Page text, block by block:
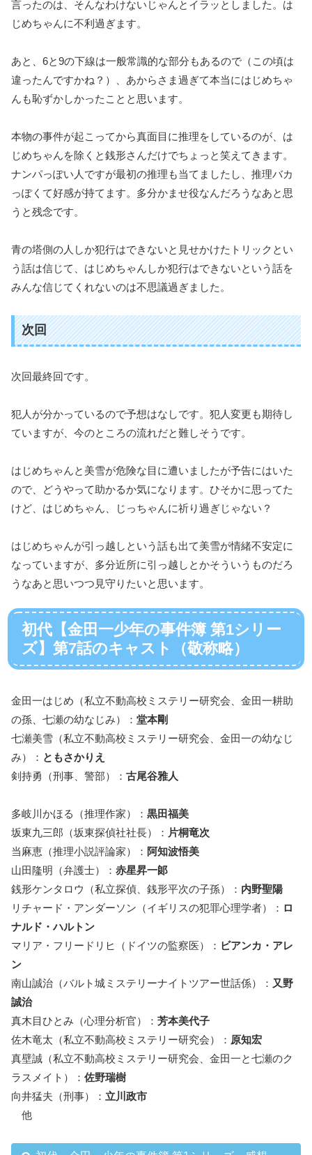
言ったのは、そんなわけないじゃんとイラッとしました。は
じめちゃんに不利過ぎます。
あと、6と9の下線は一般常識的な部分もあるので（この頃は
違ったんですかね？）、あからさま過ぎて本当にはじめちゃ
んも恥ずかしかったことと思います。
本物の事件が起こってから真面目に推理をしているのが、は
じめちゃんを除くと銭形さんだけでちょっと笑えてきます。
ナンパっぽい人ですが最初の推理も当てましたし、推理バカ
っぽくて好感が持てます。多分かませ役なんだろうなあと思
うと残念です。
青の塔側の人しか犯行はできないと見せかけたトリックとい
う話は信じて、はじめちゃんしか犯行はできないという話を
みんな信じてくれないのは不思議過ぎました。
次回
次回最終回です。
犯人が分かっているので予想はなしです。犯人変更も期待し
ていますが、今のところの流れだと難しそうです。
はじめちゃんと美雪が危険な目に遭いましたが予告にはいた
ので、どうやって助かるか気になります。ひそかに思ってた
けど、はじめちゃん、じっちゃんに祈り過ぎじゃない？
はじめちゃんが引っ越しという話も出て美雪が情緒不安定に
なっていますが、多分近所に引っ越しとかそういうものだろ
うなあと思いつつ見守りたいと思います。
初代【金田一少年の事件簿 第1シリー
ズ】第7話のキャスト（敬称略）
金田一はじめ（私立不動高校ミステリー研究会、金田一耕助
の孫、七瀬の幼なじみ）： 堂本剛
七瀬美雪（私立不動高校ミステリー研究会、金田一の幼なじ
み）： ともさかりえ
剣持勇（刑事、警部）： 古尾谷雅人
多岐川かほる（推理作家）： 黒田福美
坂東九三郎（坂東探偵社社長）： 片桐竜次
当麻恵（推理小説評論家）： 阿知波悟美
山田隆明（弁護士）： 赤星昇一郞
銭形ケンタロウ（私立探偵、銭形平次の子孫）： 内野聖陽
リチャード・アンダーソン（イギリスの犯罪心理学者）： ロ
ナルド・ハルトン
マリア・フリードリヒ（ドイツの監察医）： ビアンカ・アレ
ン
南山誠治（バルト城ミステリーナイトツアー世話係）： 又野
誠治
真木目ひとみ（心理分析官）： 芳本美代子
佐木竜太（私立不動高校ミステリー研究会）： 原知宏
真壁誠（私立不動高校ミステリー研究会、金田一と七瀬のク
ラスメイト）： 佐野瑞樹
向井猛夫（刑事）： 立川政市
他